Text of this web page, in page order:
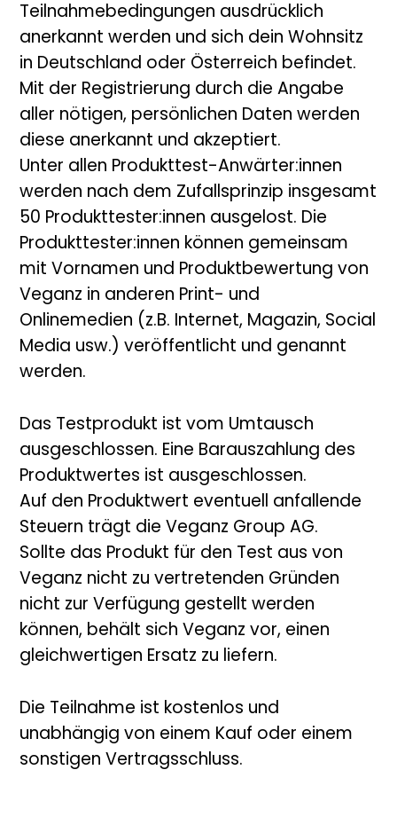
Teilnahmebedingungen ausdrücklich
anerkannt werden und sich dein Wohnsitz
in Deutschland oder Österreich befindet.
Mit der Registrierung durch die Angabe
aller nötigen, persönlichen Daten werden
diese anerkannt und akzeptiert.
Unter allen Produkttest-Anwärter:innen
werden nach dem Zufallsprinzip insgesamt
50 Produkttester:innen ausgelost. Die
Produkttester:innen können gemeinsam
mit Vornamen und Produktbewertung von
Veganz in anderen Print- und
Onlinemedien (z.B. Internet, Magazin, Social
Media usw.) veröffentlicht und genannt
werden.
Das Testprodukt ist vom Umtausch
ausgeschlossen. Eine Barauszahlung des
Produktwertes ist ausgeschlossen.
Auf den Produktwert eventuell anfallende
Steuern trägt die Veganz Group AG.
Sollte das Produkt für den Test aus von
Veganz nicht zu vertretenden Gründen
nicht zur Verfügung gestellt werden
können, behält sich Veganz vor, einen
gleichwertigen Ersatz zu liefern.
Die Teilnahme ist kostenlos und
unabhängig von einem Kauf oder einem
sonstigen Vertragsschluss.